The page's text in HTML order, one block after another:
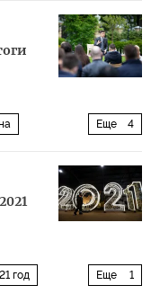
Еще 4
Еще 1
год